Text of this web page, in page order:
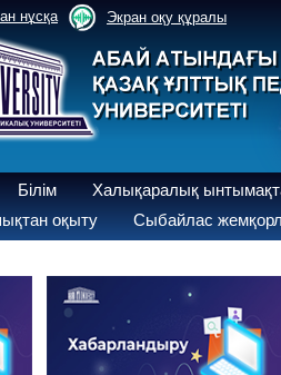
нұсқа Экран оқу құралы
Білім
Халықаралық
оқыту Сыбайлас